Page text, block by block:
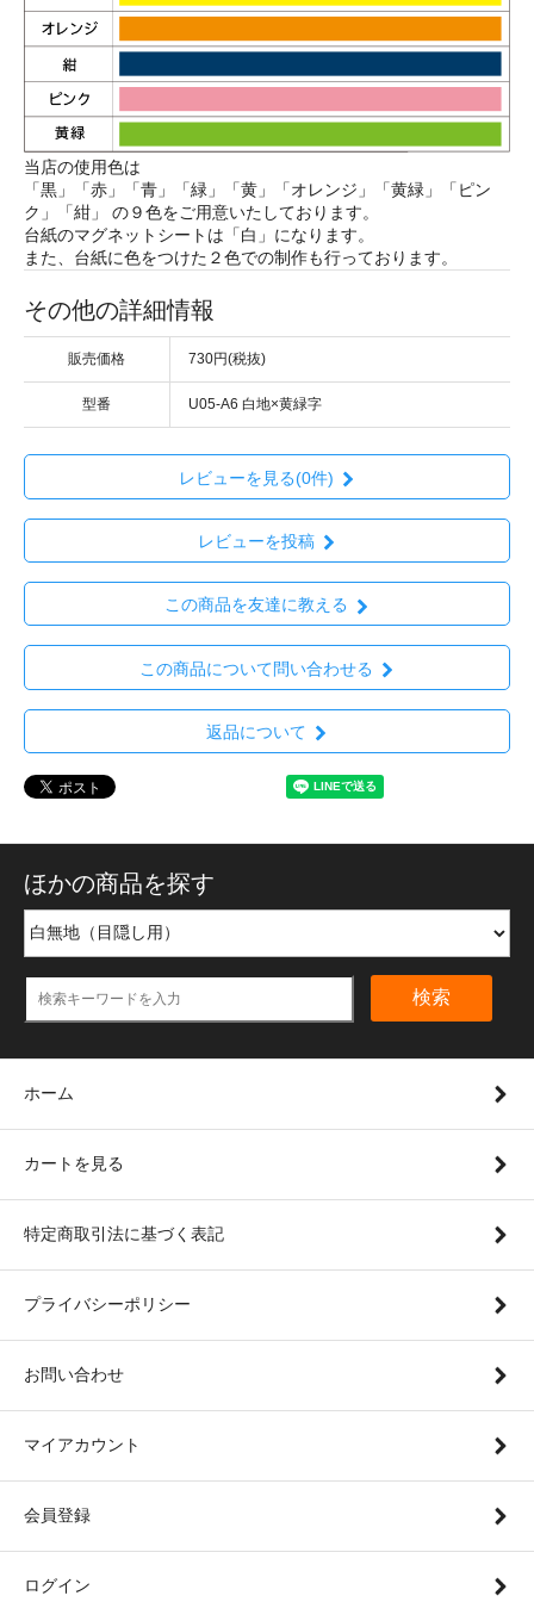
当店の使用色は
「黒」「赤」「青」「緑」「黄」「オレンジ」「黄緑」「ピン
ク」「紺」 の９色をご用意いたしております。
台紙のマグネットシートは「白」になります。
また、台紙に色をつけた２色での制作も行っております。
その他の詳細情報
販売価格 730円(税抜)
型番 U05-A6 白地×黄緑字
レビューを見る(0件)
レビューを投稿
この商品を友達に教える
この商品について問い合わせる
返品について
ほかの商品を探す
検索
ホーム
カートを見る
特定商取引法に基づく表記
プライバシーポリシー
お問い合わせ
マイアカウント
会員登録
ログイン